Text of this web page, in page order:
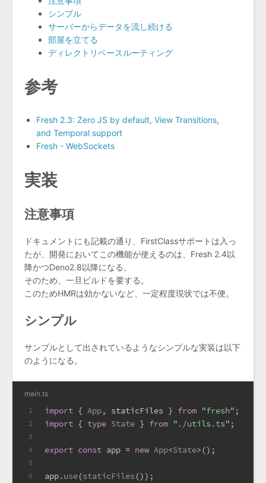
シンプル
サーバーからデータを流し続ける
部屋を立てる
ディレクトリベースルーティング
参考
Fresh 2.3: Zero JS by default, View Transitions,
and Temporal support
Fresh - WebSockets
実装
注意事項
ドキュメントにも記載の通り、FirstClassサポートは入っ
たが、開発においてこの機能が使えるのは、Fresh 2.4以
降かつDeno2.8以降になる。
そのため、一旦ビルドを要する。
このためHMRは効かないなど、一定程度現状では不便。
シンプル
サンプルとして出されているようなシンプルな実装は以下
のようになる。
main.ts
1
2
3
4
5
6
import { App, staticFiles } from "fresh" ;
import { type State } from "./utils.ts" ;
export const app = new App<State>();
app.use(staticFiles ());